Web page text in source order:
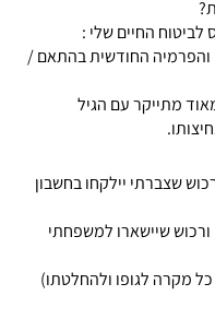
החיים שלי :
והפרמיה החודשית בהתאם /
מתייקר עם הגיל
שצברתי יילקחו בחשבון
ורכוש שיישארו למשפחתי
מקרה לגופו ולהחלטתו)